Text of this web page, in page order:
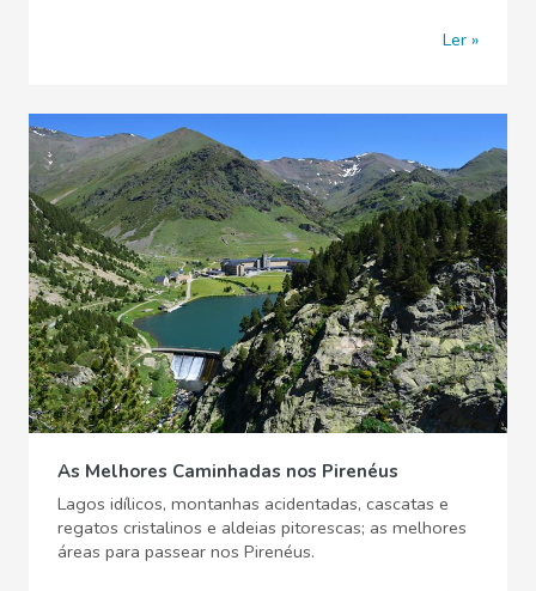
Ler
As Melhores Caminhadas nos Pirenéus
Lagos idílicos, montanhas acidentadas, cascatas e
regatos cristalinos e aldeias pitorescas; as melhores
áreas para passear nos Pirenéus.